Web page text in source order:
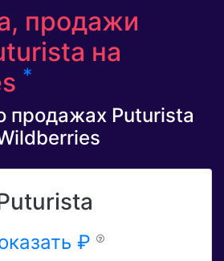
продажи
на
*
продажах Puturista
₽